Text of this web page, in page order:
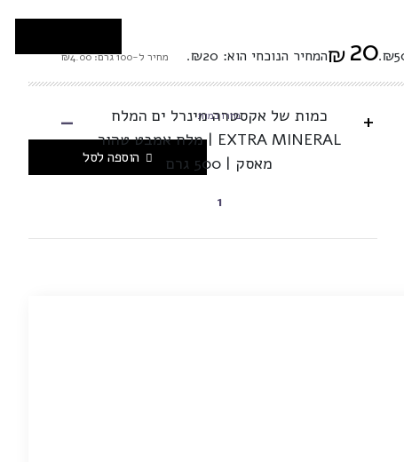
₪20 המחיר הנוכחי הוא: ₪20. מחיר ל-100 גרם: ₪4.00
+
כמות של אקסטרה מינרל ים המלח
EXTRA MINERAL | מלח אמבט טהור
מאסק | 500 גרם
בחרו כמות -
הוספה לסל